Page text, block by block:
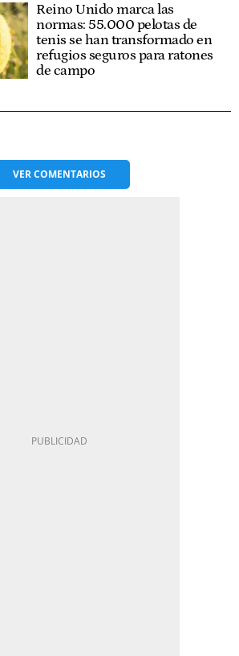
Reino Unido marca las
normas: 55.000 pelotas de
tenis se han transformado en
refugios seguros para ratones
de campo
VERCOMENTARIOS